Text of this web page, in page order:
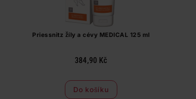
Priessnitz žíly a cévy MEDICAL 125 ml
384,90 Kč
Do košíku